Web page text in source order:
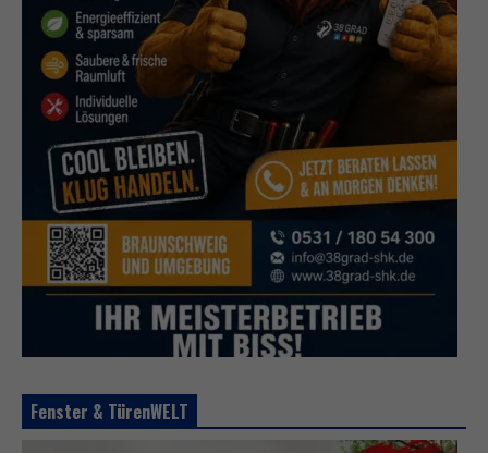
Fenster & TürenWELT